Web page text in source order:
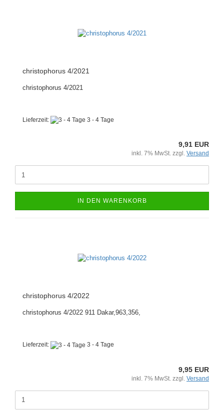
christophorus 4/2021
christophorus 4/2021
Lieferzeit: 3 - 4 Tage
9,91 EUR
inkl. 7% MwSt. zzgl. Versand
IN DEN WARENKORB
christophorus 4/2022
christophorus 4/2022 911 Dakar,963,356,
Lieferzeit: 3 - 4 Tage
9,95 EUR
inkl. 7% MwSt. zzgl. Versand